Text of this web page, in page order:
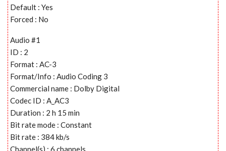
Default : Yes
Forced : No
Audio #1
ID : 2
Format : AC-3
Format/Info : Audio Coding 3
Commercial name : Dolby Digital
Codec ID : A_AC3
Duration : 2 h 15 min
Bit rate mode : Constant
Bit rate : 384 kb/s
Channel(s) : 6 channels